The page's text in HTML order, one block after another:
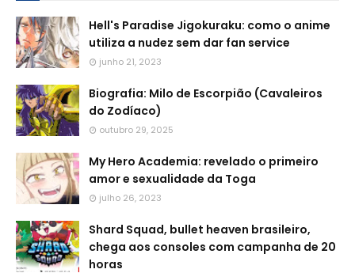
Hell's Paradise Jigokuraku: como o anime
utiliza a nudez sem dar fan service
junho 21, 2023
Biografia: Milo de Escorpião (Cavaleiros
do Zodíaco)
outubro 29, 2025
My Hero Academia: revelado o primeiro
amor e sexualidade da Toga
julho 26, 2023
Shard Squad, bullet heaven brasileiro,
chega aos consoles com campanha de 20
horas